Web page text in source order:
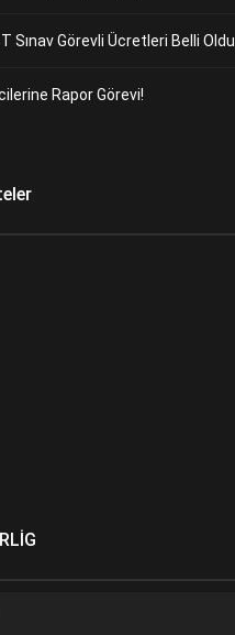
Sınav Görevli Ücretleri Belli Oldu
Rapor Görevi!